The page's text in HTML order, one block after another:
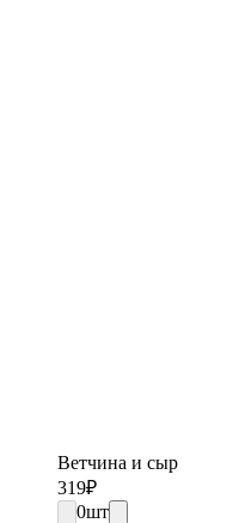
Ветчина и сыр
319₽
0шт